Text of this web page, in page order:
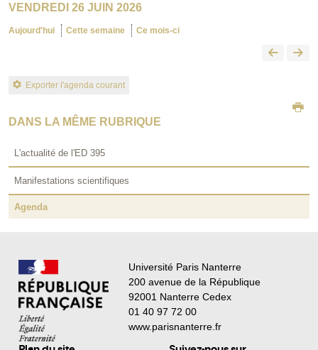
VENDREDI 26 JUIN 2026
Aujourd'hui Cette semaine Ce mois-ci
Exporter l'agenda courant
DANS LA MÊME RUBRIQUE
L'actualité de l'ED 395
Manifestations scientifiques
Agenda
Université Paris Nanterre
200 avenue de la République
92001 Nanterre Cedex
01 40 97 72 00
www.parisnanterre.fr